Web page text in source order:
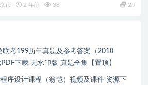
市 2 年前 38 2.9
联考199历年真题及参考答案（2010-
下载 无水印版 真题全集【置顶】
序设计课程（翁恺）视频及课件 资源下